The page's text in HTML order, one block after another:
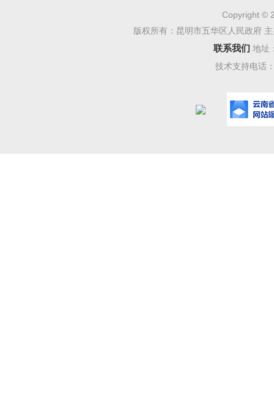
Copyright ©
版权所有：昆明市五华区人民政府
联系我们 地址
技术支持电话